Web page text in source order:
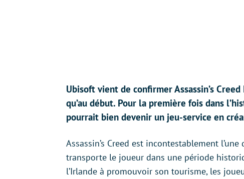
Ubisoft vient de confirmer Assassin’s
qu’au début. Pour la première fois dans
pourrait bien devenir un jeu-service en
Assassin’s Creed est incontestablement
transporte le joueur dans une période
l’Irlande à promouvoir son tourisme, les